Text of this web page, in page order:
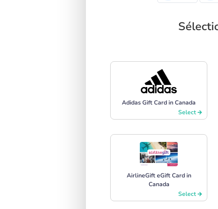
Adidas Gift Card in Canada
Select
AirlineGift eGift Card in
Canada
Select